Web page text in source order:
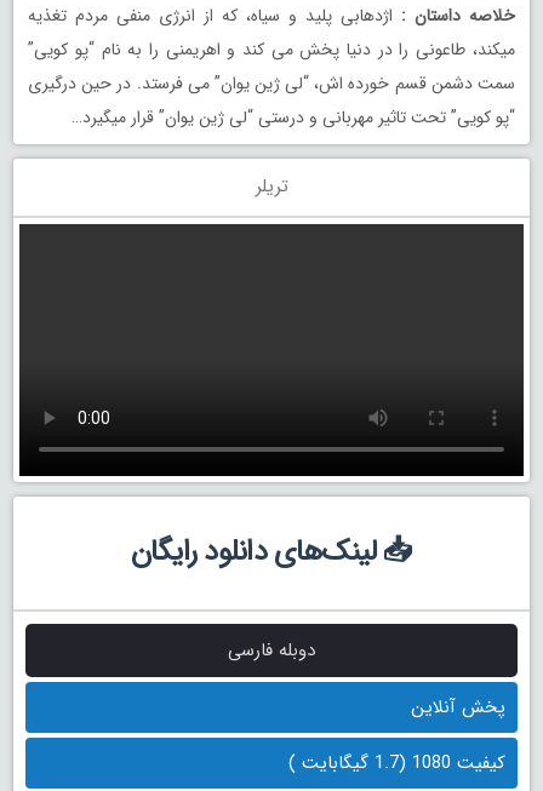
خلاصه داستان : اژدهابی پلید و سیاه، که از انرژی منفی مردم تغذیه
میکند، طاعونی را در دنیا پخش می کند و اهریمنی را به نام “پو کویی”
سمت دشمن قسم خورده اش، “لی ژین یوان” می فرستد. در حین درگیری
“پو کویی” تحت تاثیر مهربانی و درستی “لی ژین یوان” قرار میگیرد…
تریلر
📥 لینک‌های دانلود رایگان
دوبله فارسی
پخش آنلاین
کیفیت 1080 (1.7 گیگابایت )